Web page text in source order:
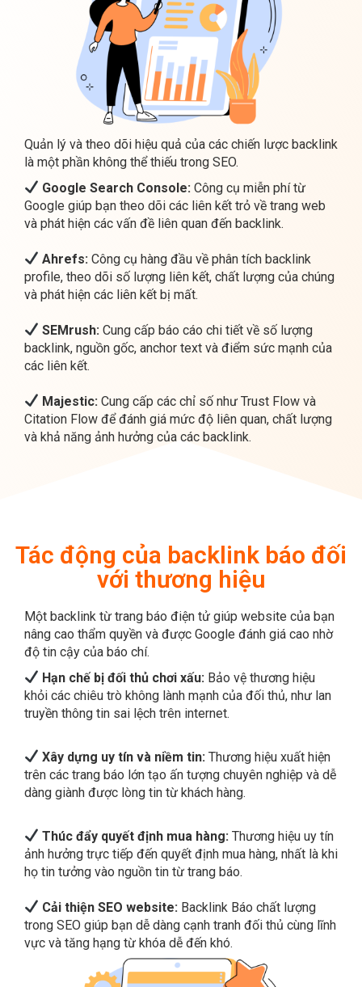
Quản lý và theo dõi hiệu quả của các chiến lược backlink
là một phần không thể thiếu trong SEO.
Google Search Console:Công cụ miễn phí từ
Google giúp bạn theo dõi các liên kết trỏ về trang web
Ahrefs:Công cụ hàng đầu về phân tích backlink
profile, theo dõi số lượng liên kết, chất lượng của chúng
SEMrush:Cung cấp báo cáo chi tiết về số lượng
backlink, nguồn gốc, anchor text và điểm sức mạnh của
Majestic:Cung cấp các chỉ số như Trust Flow và
Citation Flow để đánh giá mức độ liên quan, chất lượng
Một backlink từ trang báo điện tử giúp website của bạn
nâng cao thẩm quyền và được Google đánh giá cao nhờ
Hạn chế bị đối thủ chơi xấu:Bảo vệ thương hiệu
khỏi các chiêu trò không lành mạnh của đối thủ, như lan
Xây dựng uy tín và niềm tin:Thương hiệu xuất hiện
Thúc đẩy quyết định mua hàng:Thương hiệu uy tín
Cải thiện SEO website:Backlink Báo chất lượng
trong SEO giúp bạn dễ dàng cạnh tranh đối thủ cùng lĩnh